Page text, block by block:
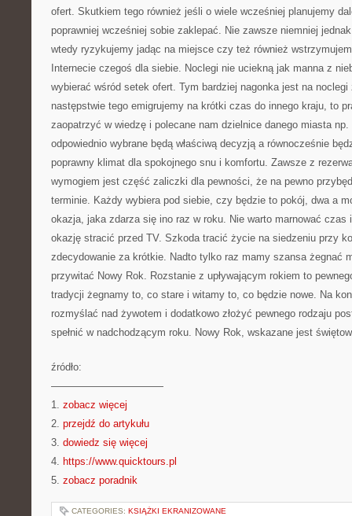
ofert. Skutkiem tego również jeśli o wiele wcześniej planujemy
poprawniej wcześniej sobie zaklepać. Nie zawsze niemniej
wtedy ryzykujemy jadąc na miejsce czy też również
Internecie czegoś dla siebie. Noclegi nie uciekną jak manna z
wybierać wśród setek ofert. Tym bardziej nagonka jest na
następstwie tego emigrujemy na krótki czas do innego kraju, to
zaopatrzyć w wiedzę i polecane nam dzielnice danego miasta
odpowiednio wybrane będą właściwą decyzją a równocześnie
poprawny klimat dla spokojnego snu i komfortu. Zawsze z
wymogiem jest część zaliczki dla pewności, że na pewno
terminie. Każdy wybiera pod siebie, czy będzie to pokój, dwa a
okazja, jaka zdarza się ino raz w roku. Nie warto marnować czas
okazję stracić przed TV. Szkoda tracić życie na siedzeniu przy
zdecydowanie za krótkie. Nadto tylko raz mamy szansa żegnać
przywitać Nowy Rok. Rozstanie z upływającym rokiem to
tradycji żegnamy to, co stare i witamy to, co będzie nowe. Na
rozmyślać nad żywotem i dodatkowo złożyć pewnego rodzaju
spełnić w nadchodzącym roku. Nowy Rok, wskazane jest
źródło:
———————————
1. zobacz więcej
2. przejdź do artykułu
3. dowiedz się więcej
4. https://www.quicktours.pl
5. zobacz poradnik
CATEGORIES: KSIĄŻKI EKRANIZOWANE